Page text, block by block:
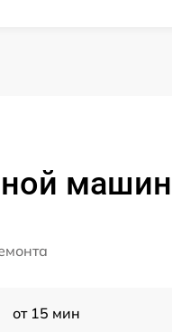
от 15 мин